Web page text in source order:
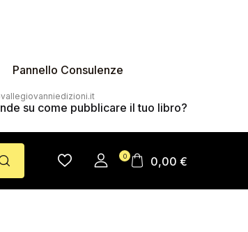
Pannello Consulenze
su come pubblicare il tuo libro?
0 0,00 €